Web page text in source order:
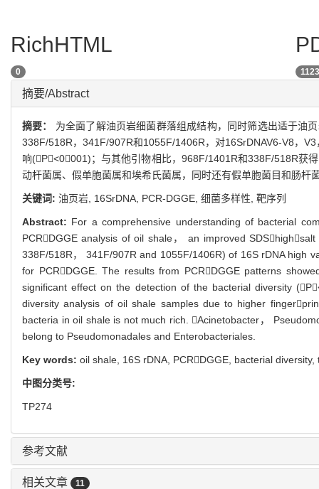
RichHTML
0 1123
摘要/Abstract
摘要： 为全面了解油页岩细菌群落组成结构，同时筛选出适于油
338F/518R，341F/907R和1055F/1406R，对16SrDNAV6-V8，
响(P<0001)；与其他引物相比，968F/1401R和338F/518R获
动杆菌属、假单胞菌属和埃希氏菌属，同时还有假单胞菌目和肠杆
关键词: 油页岩, 16SrDNA, PCR-DGGE, 细菌多样性, 靶序列
Abstract: For a comprehensive understanding of bacterial
PCRDGGE analysis of oil shale， an improved
338F/518R， 341F/907R and 1055F/1406R) of 16S rDNA high
for PCRDGGE. The results from PCRDGGE patterns
significant effect on the detection of the bacterial diversity
diversity analysis of oil shale samples due to higher
bacteria in oil shale is not much rich. Acinetobacter，
belong to Pseudomonadales and Enterobacteriales.
Key words: oil shale, 16S rDNA, PCRDGGE, bacterial diversity,
中图分类号:
TP274
参考文献
相关文章 11